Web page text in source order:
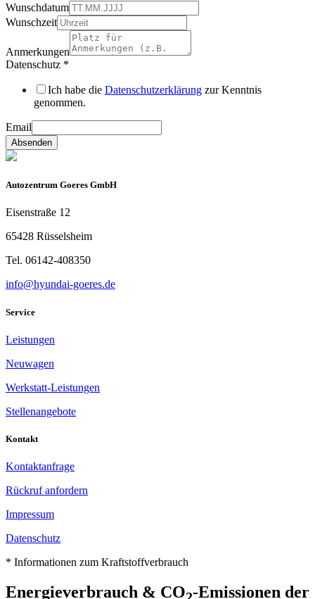
Wunschdatum
Wunschzeit
Anmerkungen
Datenschutz *
Ich habe die Datenschutzerklärung zur Kenntnis
genommen.
Email
Absenden
Autozentrum Goeres GmbH
Eisenstraße 12
65428 Rüsselsheim
Tel. 06142-408350
info@hyundai-goeres.de
Service
Leistungen
Neuwagen
Werkstatt-Leistungen
Stellenangebote
Kontakt
Kontaktanfrage
Rückruf anfordern
Impressum
Datenschutz
* Informationen zum Kraftstoffverbrauch
Energieverbrauch & CO -Emissionen der